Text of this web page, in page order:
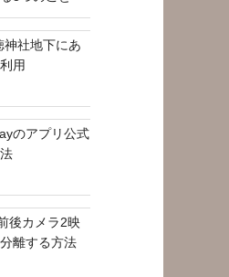
神社地下にあ
用
のアプリ公式
後カメラ2映
離する方法